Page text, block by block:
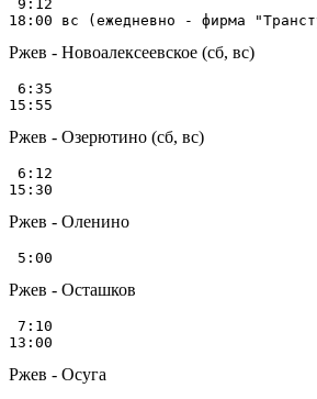
9:12
Ржев - Новоалексеевское (сб, вс)
6:35
Ржев - Озерютино (сб, вс)
6:12
Ржев - Оленино
Ржев - Осташков
7:10
Ржев - Осуга